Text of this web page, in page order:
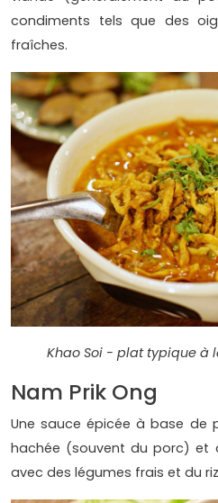
condiments tels que des
fraîches.
Khao Soi - plat typique à
Nam Prik Ong
Une sauce épicée à base de
hachée (souvent du porc) et
avec des légumes frais et du